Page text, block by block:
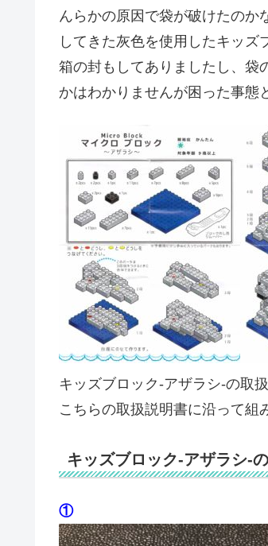
んらかの原因で袋が破けたのか
してきた灰色を使用したキッズ
箱の封もしてありましたし、袋
かはわかりませんが困った事態
キッズブロック-アザラシ-の取
こちらの取扱説明書に沿って組
キッズブロック-アザラシ-
①